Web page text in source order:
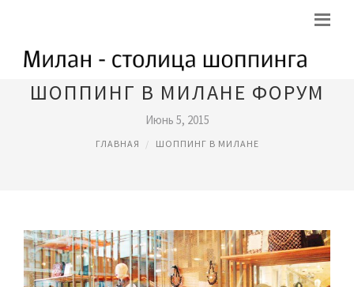
ШОППИНГ В МИЛАНЕ ФОРУМ
Июнь 5, 2015
ГЛАВНАЯ ШОППИНГ В МИЛАНЕ